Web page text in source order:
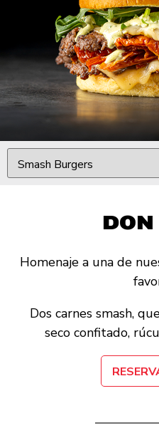
Homenaje a una de
Dos carnes smash,
seco confitado,